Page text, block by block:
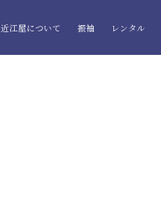
近江屋について 振袖 レンタル